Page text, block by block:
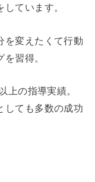
ています。
を変えたくて行動
習得。
上の指導実績。
しても多数の成功